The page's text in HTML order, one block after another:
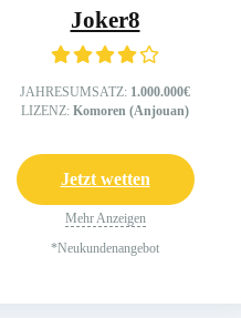
Joker8
JAHRESUMSATZ: 1.000.000€
LIZENZ: Komoren (Anjouan)
Jetzt wetten
Mehr Anzeigen
*Neukundenangebot